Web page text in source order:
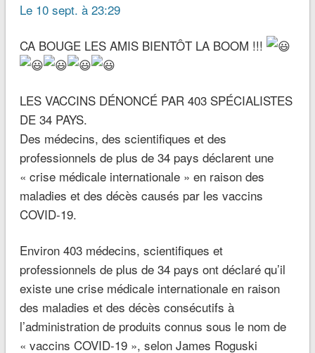
Le 10 sept. à 23:29
CA BOUGE LES AMIS BIENTÔT LA BOOM !!!
LES VACCINS DÉNONCÉ PAR 403 SPÉCIALISTES
DE 34 PAYS.
Des médecins, des scientifiques et des
professionnels de plus de 34 pays déclarent une
« crise médicale internationale » en raison des
maladies et des décès causés par les vaccins
COVID-19.
Environ 403 médecins, scientifiques et
professionnels de plus de 34 pays ont déclaré qu’il
existe une crise médicale internationale en raison
des maladies et des décès consécutifs à
l’administration de produits connus sous le nom de
« vaccins COVID-19 », selon James Roguski